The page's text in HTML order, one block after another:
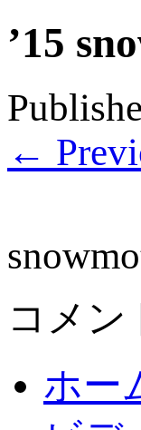
’15
←
コメン
ホー